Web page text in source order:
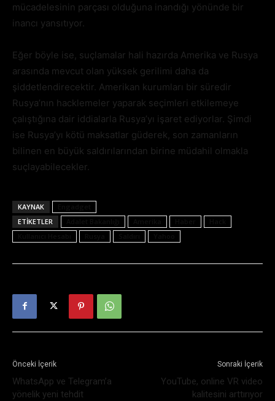
mücadelesinin parçası olduğuna inandığı yönünde bir
inancı yansıtıyor.
Eğer böyle ise, suçlamalar hali hazırda Amerika ve Rusya
arasında mevcut olan yüksek gerilimi daha da
şiddetlendirecektir. Amerikan kurumları bir süredir
Rusya’nın hacklemeler yaparak seçimleri etkilemeye
çalıştığına dair iddialarla Rusya’yı işaret ediyorlar. Şimdi
ise Rusya’yı kötü maksatlar güderek, son zamanların
bilinen en büyük saldırılarından birine müdahil olmakla
suçlayabilecekler.
KAYNAK
ETIKETLER
Önceki İçerik
WhatsApp ve Telegram’a
yönelik yeni tehdit
Sonraki İçerik
YouTube, online VR video
kalitesini arttırıyor